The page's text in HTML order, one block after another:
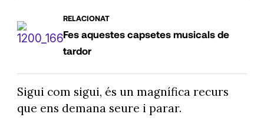
RELACIONAT
Fes aquestes capsetes musicals de
tardor
Sigui com sigui, és un magnífica recurs
que ens demana seure i parar.